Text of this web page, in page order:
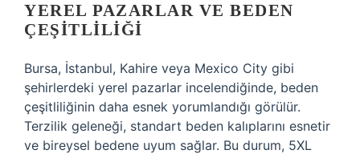
YEREL PAZARLAR VE BEDEN
ÇEŞITLILIĞI
Bursa, İstanbul, Kahire veya Mexico City gibi
şehirlerdeki yerel pazarlar incelendiğinde, beden
çeşitliliğinin daha esnek yorumlandığı görülür.
Terzilik geleneği, standart beden kalıplarını esnetir
ve bireysel bedene uyum sağlar. Bu durum, 5XL